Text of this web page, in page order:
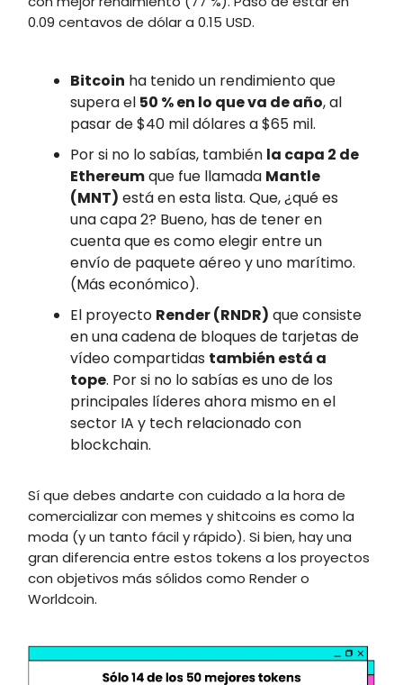
0.09 centavos de dólar a 0.15 USD.
Bitcoin ha tenido un rendimiento que
supera el 50 % en lo que va de año, al
pasar de $40 mil dólares a $65 mil.
Por si no lo sabías, también la capa 2 de
Ethereumque fue llamada Mantle
(MNT) está en esta lista. Que, ¿qué es
una capa 2? Bueno, has de tener en
cuenta que es como elegir entre un
envío de paquete aéreo y uno marítimo.
(Más económico).
El proyecto Render (RNDR) que consiste
en una cadena de bloques de tarjetas de
vídeo compartidas también está a
tope. Por si no lo sabías es uno de los
principales líderes ahora mismo en el
sector IA y tech relacionado con
blockchain.
Sí que debes andarte con cuidado a la hora de
comercializar con memes y shitcoins es como la
moda (y un tanto fácil y rápido). Si bien, hay una
gran diferencia entre estos tokens a los proyectos
con objetivos más sólidos como Render o
Worldcoin.